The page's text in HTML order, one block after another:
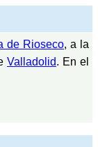
de Rioseco, a la
Valladolid. En el